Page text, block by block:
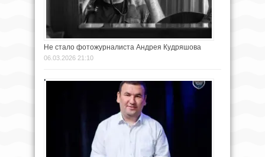
Не стало фотожурналиста Андрея Кудряшова
06.03.2026 21:10